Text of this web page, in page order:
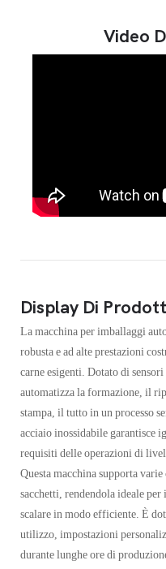
Video
Display Di
La macchina per imballaggi
robusta e ad alte prestazioni
carne esigenti. Dotato di
automatizza la formazione, il
stampa, il tutto in un processo
acciaio inossidabile garantisce
requisiti delle operazioni di
Questa macchina supporta
sacchetti, rendendola ideale
scalare in modo efficiente. È
utilizzo, impostazioni
durante lunghe ore di